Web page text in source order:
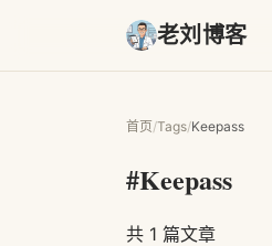
老刘博客
首页/Tags/Keepass
#Keepass
共 1 篇文章